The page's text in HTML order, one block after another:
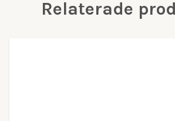
Relaterade